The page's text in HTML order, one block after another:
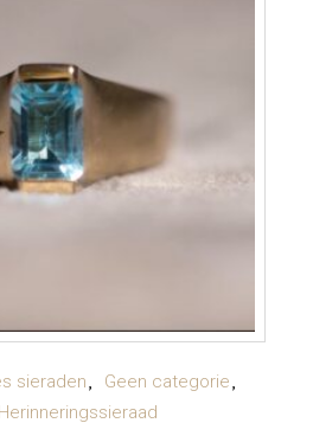
AAN WINKELWAGEN
sieraden
Geen categorie
Herinneringssieraad